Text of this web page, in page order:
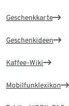
Geschenkkarte
Geschenkideen
Kaffee-Wiki
Mobilfunklexikon